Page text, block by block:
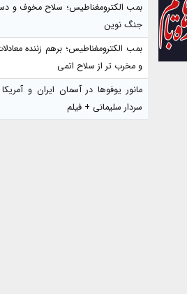
بمب الکترومغناطیس؛ سلاح مخوف و
جنگ نوین
بمب الکترومغناطیس؛ برهم زننده
و مخرب تر از سلاح اتمی
مانور یوفوها در آسمان ایران و
سردار سلیمانی + فیلم